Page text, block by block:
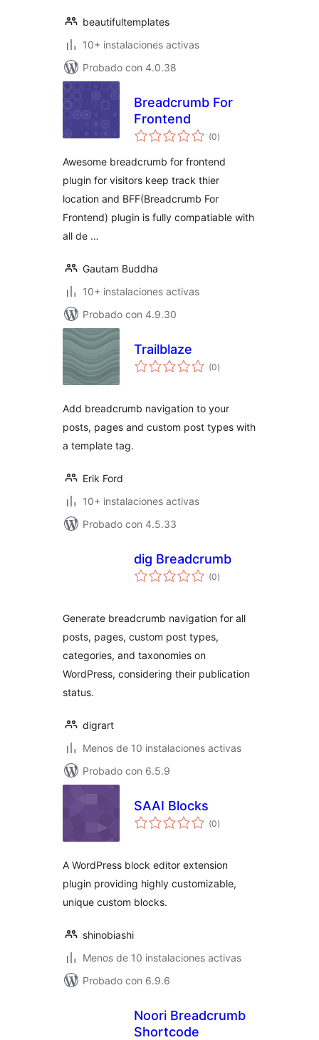
beautifultemplates
10+ instalaciones activas
Probado con 4.0.38
Breadcrumb For
Frontend
(0total
de
)
Awesome breadcrumb for frontend
plugin for visitors keep track thier
location and BFF(Breadcrumb For
Frontend) plugin is fully compatiable with
all de …
Gautam Buddha
10+ instalaciones activas
Probado con 4.9.30
Trailblaze
(0total
de
)
Add breadcrumb navigation to your
posts, pages and custom post types with
a template tag.
Erik Ford
10+ instalaciones activas
Probado con 4.5.33
dig Breadcrumb
(0total
de
)
Generate breadcrumb navigation for all
posts, pages, custom post types,
categories, and taxonomies on
WordPress, considering their publication
status.
digrart
Menos de 10 instalaciones activas
Probado con 6.5.9
SAAI Blocks
(0total
de
)
A WordPress block editor extension
plugin providing highly customizable,
unique custom blocks.
shinobiashi
Menos de 10 instalaciones activas
Probado con 6.9.6
Noori Breadcrumb
Shortcode